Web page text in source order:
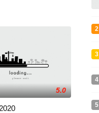
5.0
2
3
4
5